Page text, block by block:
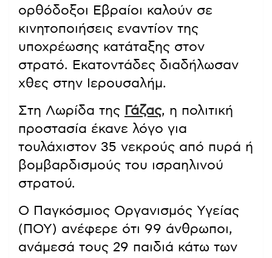
ορθόδοξοι Εβραίοι καλούν σε
κινητοποιήσεις εναντίον της
υποχρέωσης κατάταξης στον
στρατό. Εκατοντάδες διαδήλωσαν
χθες στην Ιερουσαλήμ.
Στη Λωρίδα της Γάζας, η πολιτική
προστασία έκανε λόγο για
τουλάχιστον 35 νεκρούς από πυρά ή
βομβαρδισμούς του ισραηλινού
στρατού.
Ο Παγκόσμιος Οργανισμός Υγείας
(ΠΟΥ) ανέφερε ότι 99 άνθρωποι,
ανάμεσά τους 29 παιδιά κάτω των